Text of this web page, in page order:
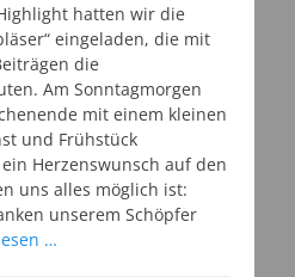
hatten wir die
eingeladen, die mit
die
Am Sonntagmorgen
mit einem kleinen
und Frühstück
Herzenswunsch auf den
uns alles möglich ist:
unserem Schöpfer
…